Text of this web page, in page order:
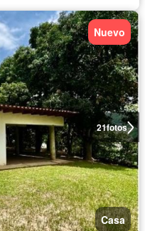
21fotos
Nuevo
Casa